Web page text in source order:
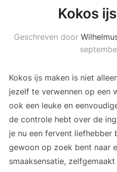
Kokos
Geschreven door
Kokos ijs maken is niet
jezelf te verwennen op een
ook een leuke en
de controle hebt over de
je nu een fervent
gewoon op zoek bent naar
smaaksensatie,